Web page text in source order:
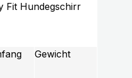
Fit Hundegschirr
Gewicht